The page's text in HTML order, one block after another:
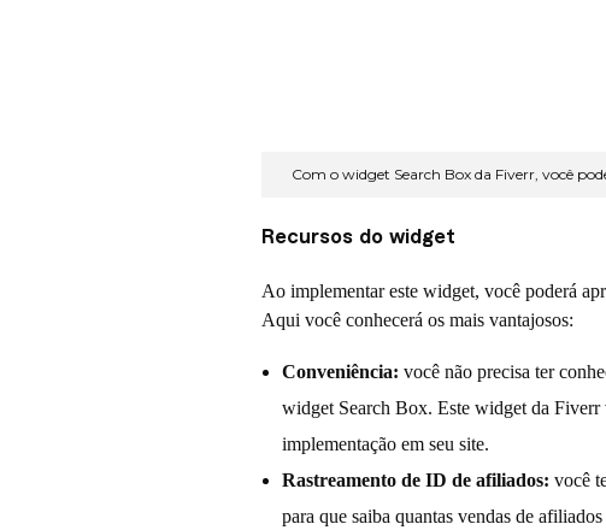
e
a
r
c
h
Com o widget Search Box da Fiverr, você
Recursos do widget
Ao implementar este widget, você poderá
Aqui você conhecerá os mais vantajosos:
Conveniência: você não precisa ter
widget Search Box. Este widget da
implementação em seu site.
Rastreamento de ID de afiliados: você
para que saiba quantas vendas de